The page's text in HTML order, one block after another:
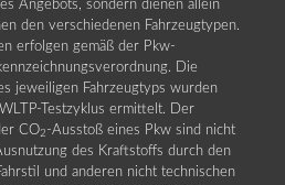
Angebots, sondern dienen allein
den verschiedenen Fahrzeugtypen.
erfolgen gemäß der Pkw-
Die
jeweiligen Fahrzeugtyps wurden
Testzyklus ermittelt. Der
CO2 -Ausstoß eines Pkw sind nicht
des Kraftstoffs durch den
und anderen nicht technischen